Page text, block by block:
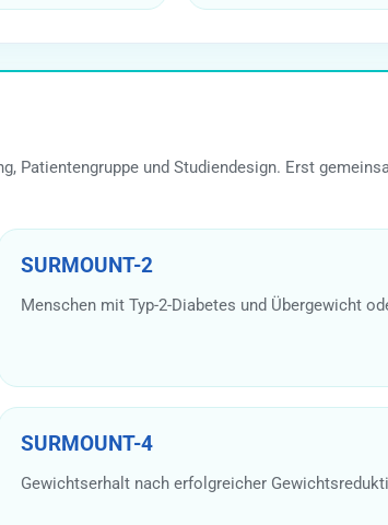
Patientengruppe und Studiendesign. Erst
SURMOUNT-2
Menschen mit Typ-2-Diabetes und Übergewicht
SURMOUNT-4
Gewichtserhalt nach erfolgreicher